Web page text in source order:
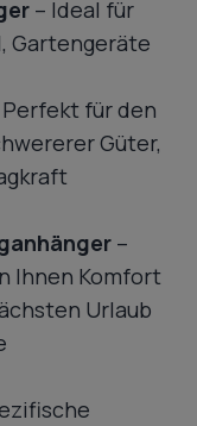
– Ideal für
Gartengeräte
Perfekt für den
Güter,
–
Ihnen Komfort
Urlaub